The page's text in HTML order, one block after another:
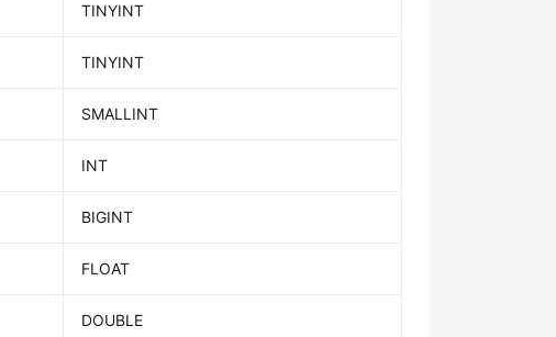
TINYINT
TINYINT
SMALLINT
INT
BIGINT
FLOAT
DOUBLE